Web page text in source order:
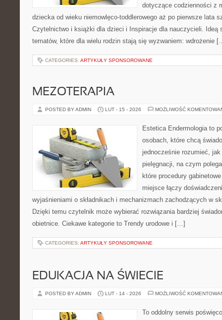
dotyczące codzienności z
dziecka od wieku niemowlęco-toddlerowego aż po pierwsze lata
Czytelnictwo i książki dla dzieci i Inspiracje dla nauczycieli. Ideą
tematów, które dla wielu rodzin stają się wyzwaniem: wdrożenie
CATEGORIES: ARTYKUŁY SPONSOROWANE
MEZOTERAPIA
POSTED BY ADMIN LUT - 15 - 2026 MOŻLIWOŚĆ
Estetica Endermologia to
osobach, które chcą
jednocześnie rozumieć, jak
pielęgnacji, na czym
które procedury
miejsce łączy
wyjaśnieniami o składnikach i mechanizmach zachodzących w
Dzięki temu czytelnik może wybierać rozwiązania bardziej
obietnice. Ciekawe kategorie to Trendy urodowe i […]
CATEGORIES: ARTYKUŁY SPONSOROWANE
EDUKACJA NA ŚWIECIE
POSTED BY ADMIN LUT - 14 - 2026 MOŻLIWOŚĆ
To oddolny serwis